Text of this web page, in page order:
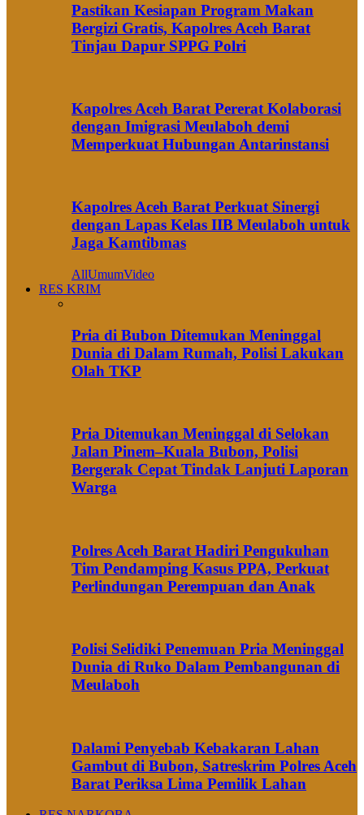
Pastikan Kesiapan Program Makan
Bergizi Gratis, Kapolres Aceh Barat
Tinjau Dapur SPPG Polri
Kapolres Aceh Barat Pererat Kolaborasi
dengan Imigrasi Meulaboh demi
Memperkuat Hubungan Antarinstansi
Kapolres Aceh Barat Perkuat Sinergi
dengan Lapas Kelas IIB Meulaboh untuk
Jaga Kamtibmas
AllUmumVideo
RES KRIM
Pria di Bubon Ditemukan Meninggal
Dunia di Dalam Rumah, Polisi Lakukan
Olah TKP
Pria Ditemukan Meninggal di Selokan
Jalan Pinem–Kuala Bubon, Polisi
Bergerak Cepat Tindak Lanjuti Laporan
Warga
Polres Aceh Barat Hadiri Pengukuhan
Tim Pendamping Kasus PPA, Perkuat
Perlindungan Perempuan dan Anak
Polisi Selidiki Penemuan Pria Meninggal
Dunia di Ruko Dalam Pembangunan di
Meulaboh
Dalami Penyebab Kebakaran Lahan
Gambut di Bubon, Satreskrim Polres Aceh
Barat Periksa Lima Pemilik Lahan